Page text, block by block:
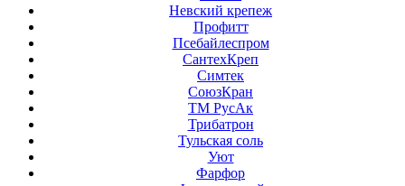
Невский крепеж
Профитт
Псебайлеспром
СантехКреп
Симтек
СоюзКран
ТМ РусАк
Трибатрон
Тульская соль
Уют
Фарфор